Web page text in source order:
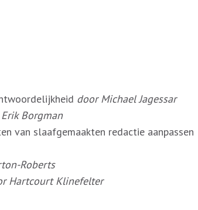
door Michael Jagessar
Borgman
van slaafgemaakten redactie aanpassen
Roberts
Hartcourt Klinefelter